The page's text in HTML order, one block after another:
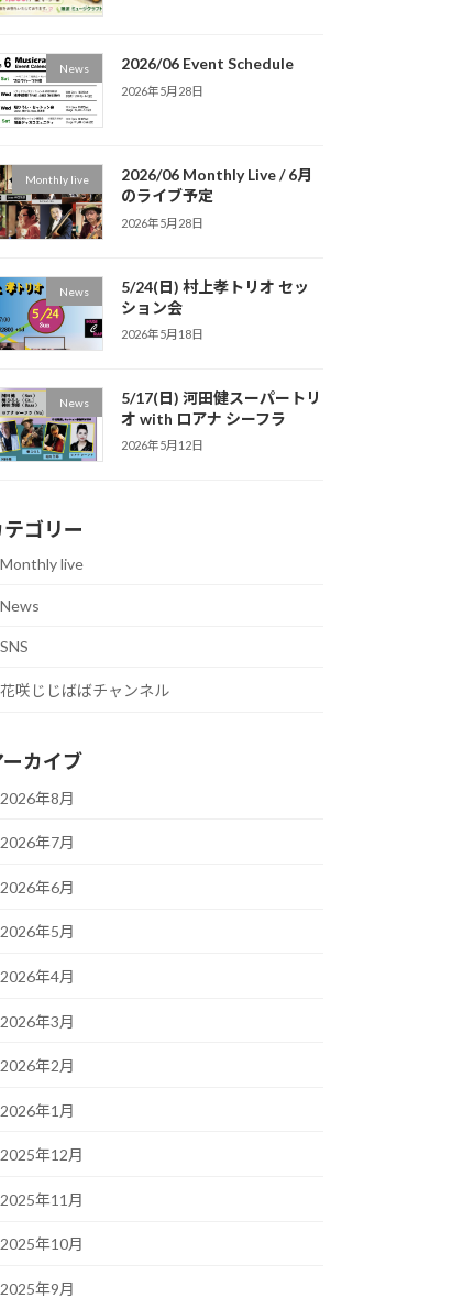
News 2026/06 Event Schedule
2026年5月28日
Monthly live
2026/06 Monthly Live / 6月
のライブ予定
2026年5月28日
News
5/24(日) 村上孝トリオ セッ
ション会
2026年5月18日
News
5/17(日) 河田健スーパートリ
オ with ロアナ シーフラ
2026年5月12日
テゴリー
Monthly live
News
SNS
花咲じじばばチャンネル
ーカイブ
2026年8月
2026年7月
2026年6月
2026年5月
2026年4月
2026年3月
2026年2月
2026年1月
2025年12月
2025年11月
2025年10月
2025年9月